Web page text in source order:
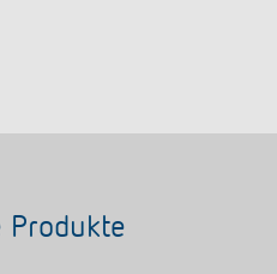
Produkte